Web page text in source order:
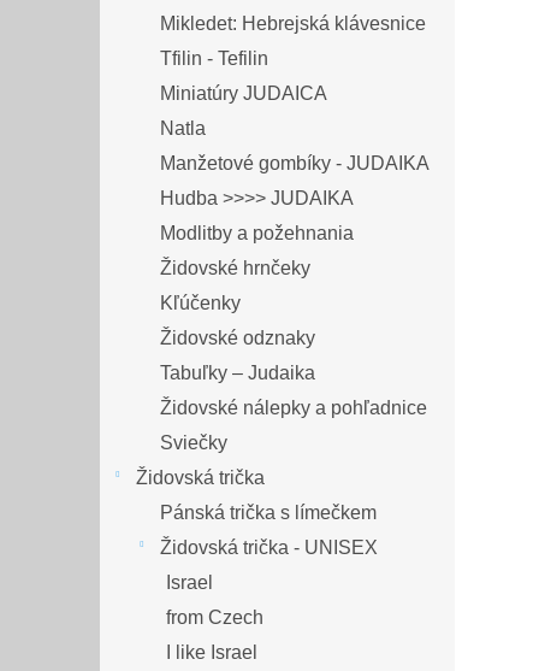
Mikledet: Hebrejská klávesnice
Tfilin - Tefilin
Miniatúry JUDAICA
Natla
Manžetové gombíky - JUDAIKA
Hudba >>>> JUDAIKA
Modlitby a požehnania
Židovské hrnčeky
Kľúčenky
Židovské odznaky
Tabuľky – Judaika
Židovské nálepky a pohľadnice
Sviečky
Židovská trička
Pánská trička s límečkem
Židovská trička - UNISEX
Israel
from Czech
I like Israel